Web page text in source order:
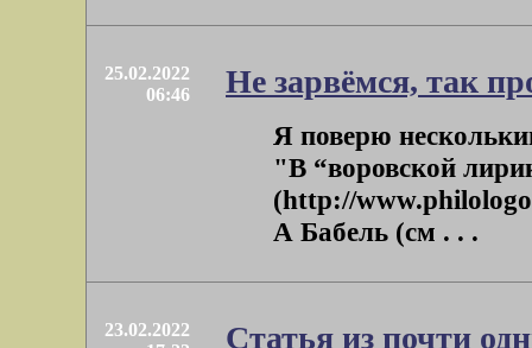
25.02.2022
06:46
Не зарвёмся, так
Я поверю
"В “воровской
(http://
А Бабель (см . . .
23.02.2022
Статья из почти